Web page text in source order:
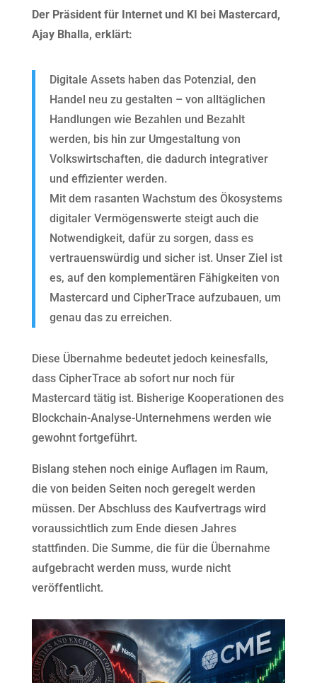
Der Präsident für Internet und KI bei Mastercard,
Ajay Bhalla, erklärt:
Digitale Assets haben das Potenzial, den
Handel neu zu gestalten – von alltäglichen
Handlungen wie Bezahlen und Bezahlt
werden, bis hin zur Umgestaltung von
Volkswirtschaften, die dadurch integrativer
und effizienter werden.
Mit dem rasanten Wachstum des Ökosystems
digitaler Vermögenswerte steigt auch die
Notwendigkeit, dafür zu sorgen, dass es
vertrauenswürdig und sicher ist. Unser Ziel ist
es, auf den komplementären Fähigkeiten von
Mastercard und CipherTrace aufzubauen, um
genau das zu erreichen.
Diese Übernahme bedeutet jedoch keinesfalls,
dass CipherTrace ab sofort nur noch für
Mastercard tätig ist. Bisherige Kooperationen des
Blockchain-Analyse-Unternehmens werden wie
gewohnt fortgeführt.
Bislang stehen noch einige Auflagen im Raum,
die von beiden Seiten noch geregelt werden
müssen. Der Abschluss des Kaufvertrags wird
voraussichtlich zum Ende diesen Jahres
stattfinden. Die Summe, die für die Übernahme
aufgebracht werden muss, wurde nicht
veröffentlicht.